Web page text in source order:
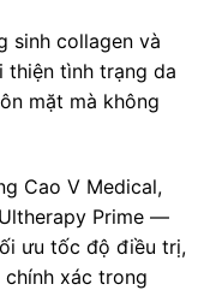
sinh collagen và
thiện tình trạng da
mặt mà không
Cao V Medical,
Prime —
ưu tốc độ điều trị,
chính xác trong